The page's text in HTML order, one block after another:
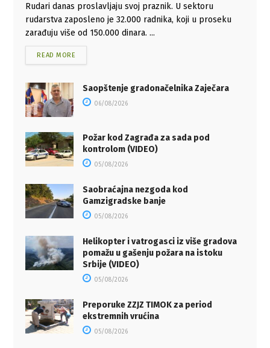
Rudari danas proslavljaju svoj praznik. U sektoru
rudarstva zaposleno je 32.000 radnika, koji u proseku
zarađuju više od 150.000 dinara. ...
READ MORE
Saopštenje gradonačelnika Zaječara
06/08/2026
Požar kod Zagrađa za sada pod
kontrolom (VIDEO)
05/08/2026
Saobraćajna nezgoda kod
Gamzigradske banje
05/08/2026
Helikopter i vatrogasci iz više gradova
pomažu u gašenju požara na istoku
Srbije (VIDEO)
05/08/2026
Preporuke ZZJZ TIMOK za period
ekstremnih vrućina
05/08/2026